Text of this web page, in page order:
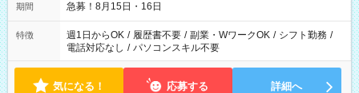
期間 急募！8月15日・16日
特徴 週1日からOK / 履歴書不要 / 副業・WワークOK / シフト勤務 /
電話対応なし / パソコンスキル不要
気になる！ 応募する 詳細へ